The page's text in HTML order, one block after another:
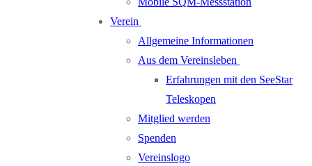
Verein
Allgemeine Informationen
Aus dem Vereinsleben
Erfahrungen mit den SeeStar
Teleskopen
Mitglied werden
Spenden
Vereinslogo